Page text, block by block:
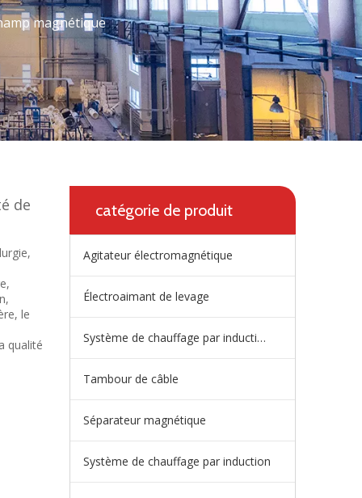
magnétique
de
le
qualité
catégorie de produit
Agitateur électromagnétique
Électroaimant de levage
Système de chauffage par induction de répartiteur
Tambour de câble
Séparateur magnétique
Système de chauffage par induction